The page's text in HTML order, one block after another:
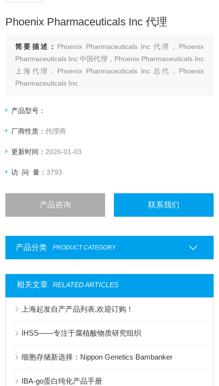
Phoenix Pharmaceuticals Inc 代理
简要描述： Phoenix Pharmaceuticals Inc 代理，Phoenix
Pharmaceuticals Inc 中国代理，Phoenix Pharmaceuticals Inc
上海代理，Phoenix Pharmaceuticals Inc 总代，Phoenix
Pharmaceuticals Inc
产品型号：
厂商性质：代理商
更新时间： 2026-01-03
访 问 量：3793
产品咨询 联系我们
产品分类 PRODUCT CATEGORY
相关文章 RELATED ARTICLES
上海起发自产产品列表,欢迎订购！
IHSS——专注于腐植酸物质研究组织
细胞存储新选择：Nippon Genetics Bambanker
IBA-go蛋白纯化产品手册